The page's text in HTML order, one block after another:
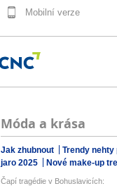
Mobilní verze
Móda a krása
Jak zhubnout
Trendy nehty
jaro 2025
Nové make-up
Čapí tragédie v Bohuslavicích: